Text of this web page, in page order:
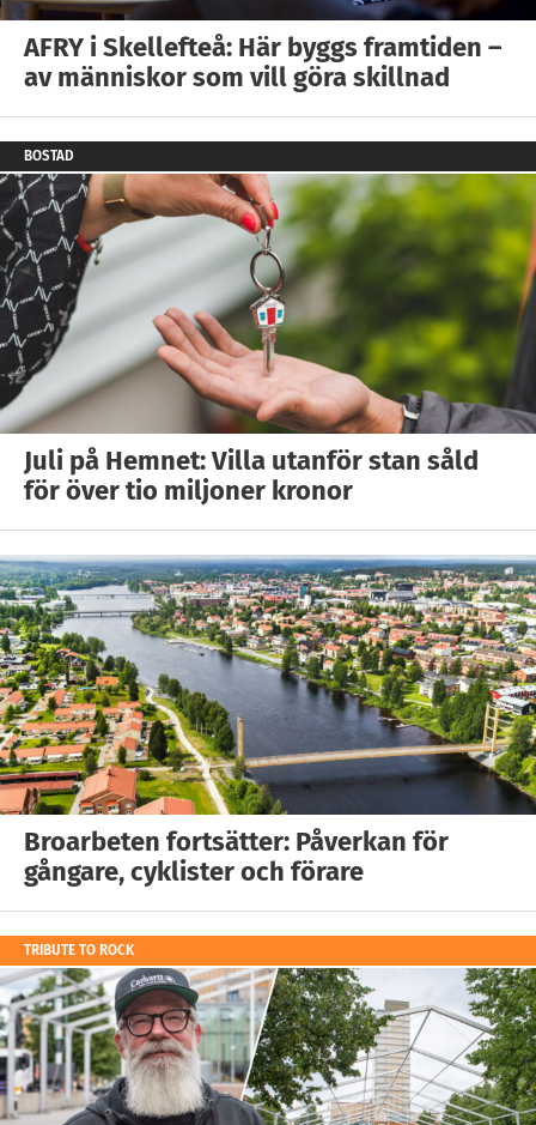
AFRY i Skellefteå: Här byggs framtiden –
av människor som vill göra skillnad
BOSTAD
Juli på Hemnet: Villa utanför stan såld
för över tio miljoner kronor
Broarbeten fortsätter: Påverkan för
gångare, cyklister och förare
TRIBUTE TO ROCK